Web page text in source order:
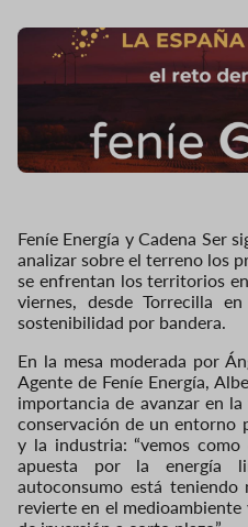
Feníe Energía y Cadena Ser
analizar sobre el terreno los
se enfrentan los territorios
viernes, desde Torrecilla
sostenibilidad por bandera.
En la mesa moderada por
Agente de Feníe Energía,
importancia de avanzar en
conservación de un entorno
y la industria: “vemos
apuesta por la energía
autoconsumo está teniendo
revierte en el